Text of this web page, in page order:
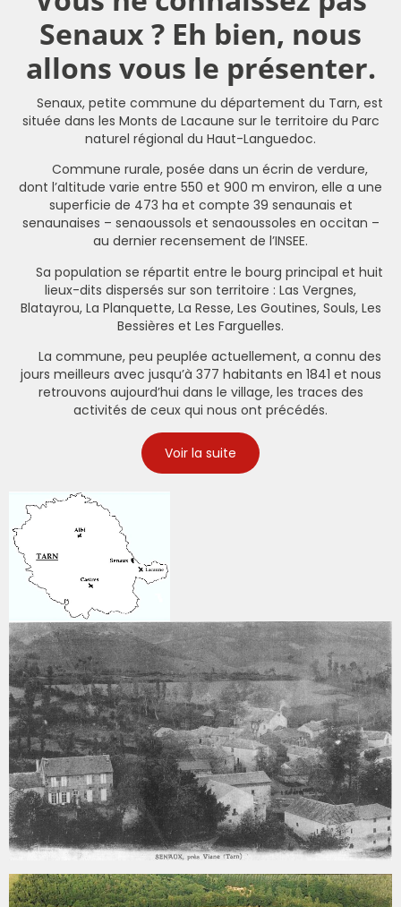
Senaux ? Eh bien, nous
allons vous le présenter.
Senaux, petite commune du département du Tarn, est
située dans les Monts de Lacaune sur le territoire du Parc
naturel régional du Haut-Languedoc.
Commune rurale, posée dans un écrin de verdure,
dont l’altitude varie entre 550 et 900 m environ, elle a une
superficie de 473 ha et compte 39 senaunais et
senaunaises – senaoussols et senaoussoles en occitan –
au dernier recensement de l’INSEE.
Sa population se répartit entre le bourg principal et huit
lieux-dits dispersés sur son territoire : Las Vergnes,
Blatayrou, La Planquette, La Resse, Les Goutines, Souls, Les
Bessières et Les Farguelles.
La commune, peu peuplée actuellement, a connu des
jours meilleurs avec jusqu’à 377 habitants en 1841 et nous
retrouvons aujourd’hui dans le village, les traces des
activités de ceux qui nous ont précédés.
Voir la suite